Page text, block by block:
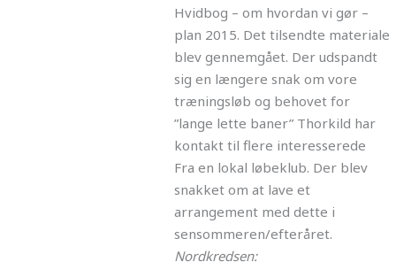
Hvidbog – om hvordan vi gør –
plan 2015. Det tilsendte materiale
blev gennemgået. Der udspandt
sig en længere snak om vore
træningsløb og behovet for
”lange lette baner” Thorkild har
kontakt til flere interesserede
Fra en lokal løbeklub. Der blev
snakket om at lave et
arrangement med dette i
sensommeren/efteråret.
Nordkredsen: